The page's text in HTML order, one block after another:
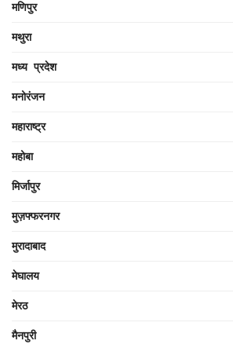
मणिपुर
मथुरा
मध्य प्रदेश
मनोरंजन
महाराष्ट्र
महोबा
मिर्जापुर
मुज़फ्फरनगर
मुरादाबाद
मेघालय
मेरठ
मैनपुरी